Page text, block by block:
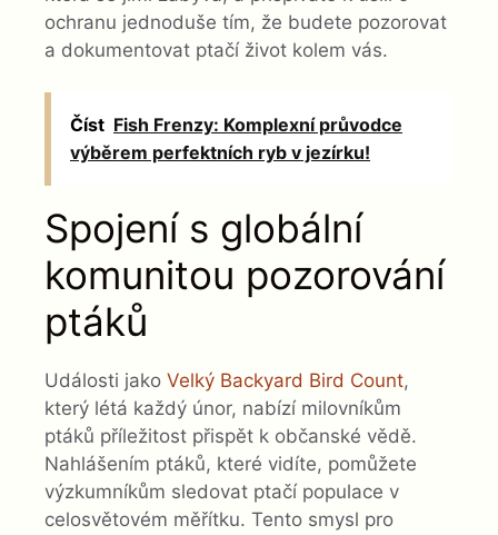
ochranu jednoduše tím, že budete pozorovat
a dokumentovat ptačí život kolem vás.
Číst Fish Frenzy: Komplexní průvodce
výběrem perfektních ryb v jezírku!
Spojení s globální
komunitou pozorování
ptáků
Události jako Velký Backyard Bird Count,
který létá každý únor, nabízí milovníkům
ptáků příležitost přispět k občanské vědě.
Nahlášením ptáků, které vidíte, pomůžete
výzkumníkům sledovat ptačí populace v
celosvětovém měřítku. Tento smysl pro